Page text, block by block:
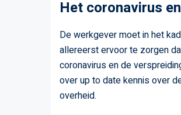
Het coronavirus
De werkgever moet in het
allereerst ervoor te zorgen
coronavirus en de
over up to date kennis over
overheid.